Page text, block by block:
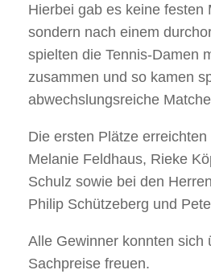
Hierbei gab es keine festen
sondern nach einem
spielten die Tennis-Damen
zusammen und so kamen
abwechslungsreiche
Die ersten Plätze
Melanie Feldhaus, Rieke
Schulz sowie bei den
Philip Schützeberg und
Alle Gewinner konnten sich
Sachpreise freuen.